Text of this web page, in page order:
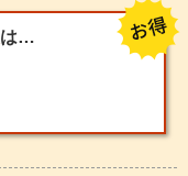
は…